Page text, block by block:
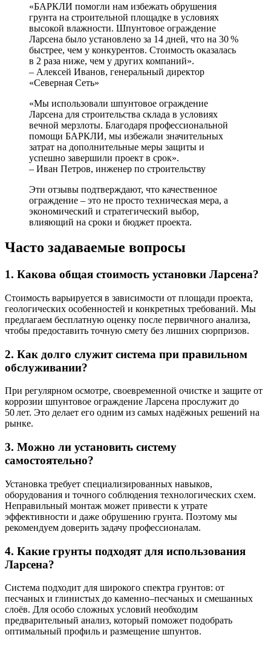
«БАРКЛИ помогли нам избежать обрушения
грунта на строительной площадке в условиях
высокой влажности. Шпунтовое ограждение
Ларсена было установлено за 14 дней, что на 30 %
быстрее, чем у конкурентов. Стоимость оказалась
в 2 раза ниже, чем у других компаний».
– Алексей Иванов, генеральный директор
«Северная Сеть»
«Мы использовали шпунтовое ограждение
Ларсена для строительства склада в условиях
вечной мерзлоты. Благодаря профессиональной
помощи БАРКЛИ, мы избежали значительных
затрат на дополнительные меры защиты и
успешно завершили проект в срок».
– Иван Петров, инженер по строительству
Эти отзывы подтверждают, что качественное
ограждение – это не просто техническая мера, а
экономический и стратегический выбор,
влияющий на сроки и бюджет проекта.
Часто задаваемые вопросы
1. Какова общая стоимость установки Ларсена?
Стоимость варьируется в зависимости от площади проекта,
геологических особенностей и конкретных требований. Мы
предлагаем бесплатную оценку после первичного анализа,
чтобы предоставить точную смету без лишних сюрпризов.
2. Как долго служит система при правильном
обслуживании?
При регулярном осмотре, своевременной очистке и защите от
коррозии шпунтовое ограждение Ларсена прослужит до
50 лет. Это делает его одним из самых надёжных решений на
рынке.
3. Можно ли установить систему
самостоятельно?
Установка требует специализированных навыков,
оборудования и точного соблюдения технологических схем.
Неправильный монтаж может привести к утрате
эффективности и даже обрушению грунта. Поэтому мы
рекомендуем доверить задачу профессионалам.
4. Какие грунты подходят для использования
Ларсена?
Система подходит для широкого спектра грунтов: от
песчаных и глинистых до каменно–песчаных и смешанных
слоёв. Для особо сложных условий необходим
предварительный анализ, который поможет подобрать
оптимальный профиль и размещение шпунтов.